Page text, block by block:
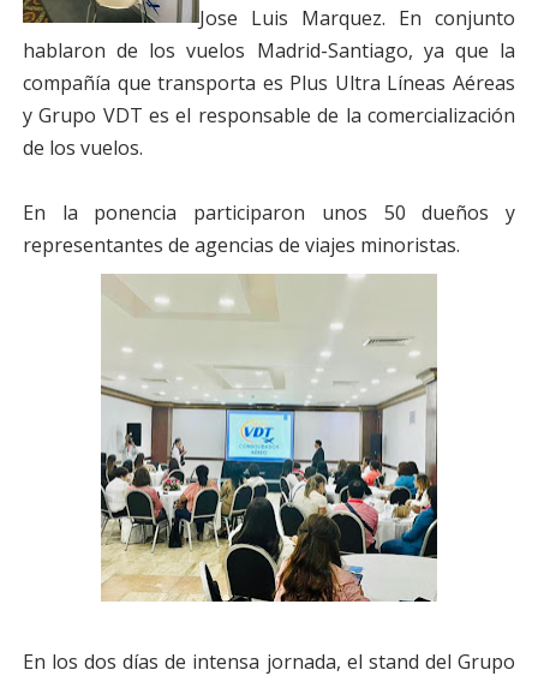
Jose Luis Marquez. En conjunto
hablaron de los vuelos Madrid-Santiago, ya que la
compañía que transporta es Plus Ultra Líneas Aéreas
y Grupo VDT es el responsable de la comercialización
de los vuelos.
En la ponencia participaron unos 50 dueños y
representantes de agencias de viajes minoristas.
En los dos días de intensa jornada, el stand del Grupo